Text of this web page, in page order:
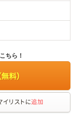
ちら！